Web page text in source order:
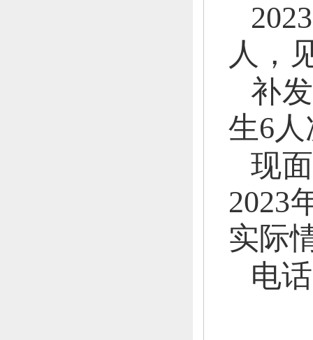
人，
补
生6
现
2023
实际
电